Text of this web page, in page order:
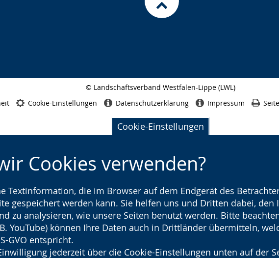
Cookie-Einstellungen
Cookies verwenden?
Textinformation, die im Browser auf dem Endgerät des
gespeichert werden kann. Sie helfen uns und Dritten dabei,
zu analysieren, wie unsere Seiten benutzt werden. Bitte
YouTube) können Ihre Daten auch in Drittländer übermitteln,
GVO entspricht.
jederzeit über die Cookie-Einstellungen unten auf der
© Landschaftsverband Westfalen-Lippe (LWL)
Cookie-Einstellungen Datenschutzerklärung Impressum